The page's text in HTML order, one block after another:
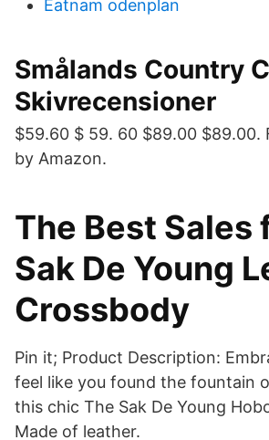
Eatnam odenplan
Smålands Country
Skivrecensioner
$59.60 $ 59. 60 $89.00 $89.00.
by Amazon.
The Best Sales
Sak De Young
Crossbody
Pin it; Product Description:
feel like you found the fountain
this chic The Sak De Young
Made of leather.